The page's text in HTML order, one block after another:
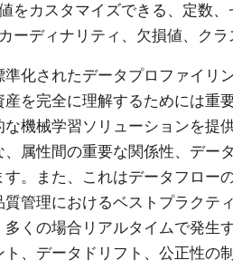
をカスタマイズできる、定数
ーディナリティ、欠損値、クラ
準化されたデータプロファイリ
産を完全に理解するためには重
な機械学習ソリューションを提
、属性間の重要な関係性、デー
す。また、これはデータフロー
質管理におけるベストプラクテ
多くの場合リアルタイムで発生
ト、データドリフト、公正性の